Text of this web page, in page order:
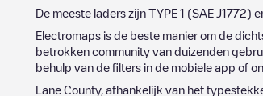
De meeste laders zijn TYPE 1 (SAE J1772)
Electromaps is de beste manier om de
betrokken community van duizenden
behulp van de filters in de mobiele app of
Lane County, afhankelijk van het